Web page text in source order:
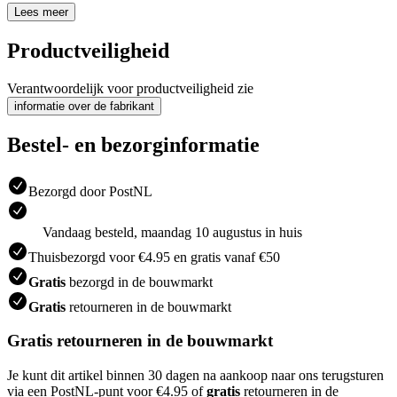
Lees meer
Productveiligheid
Verantwoordelijk voor productveiligheid zie
informatie over de fabrikant
Bestel- en bezorginformatie
Bezorgd door PostNL
Vandaag besteld, maandag 10 augustus in huis
Thuisbezorgd voor €4.95 en gratis vanaf €50
Gratis bezorgd in de bouwmarkt
Gratis retourneren in de bouwmarkt
Gratis retourneren in de bouwmarkt
Je kunt dit artikel binnen 30 dagen na aankoop naar ons terugsturen
via een PostNL-punt voor €4.95 ofgratis retourneren in de